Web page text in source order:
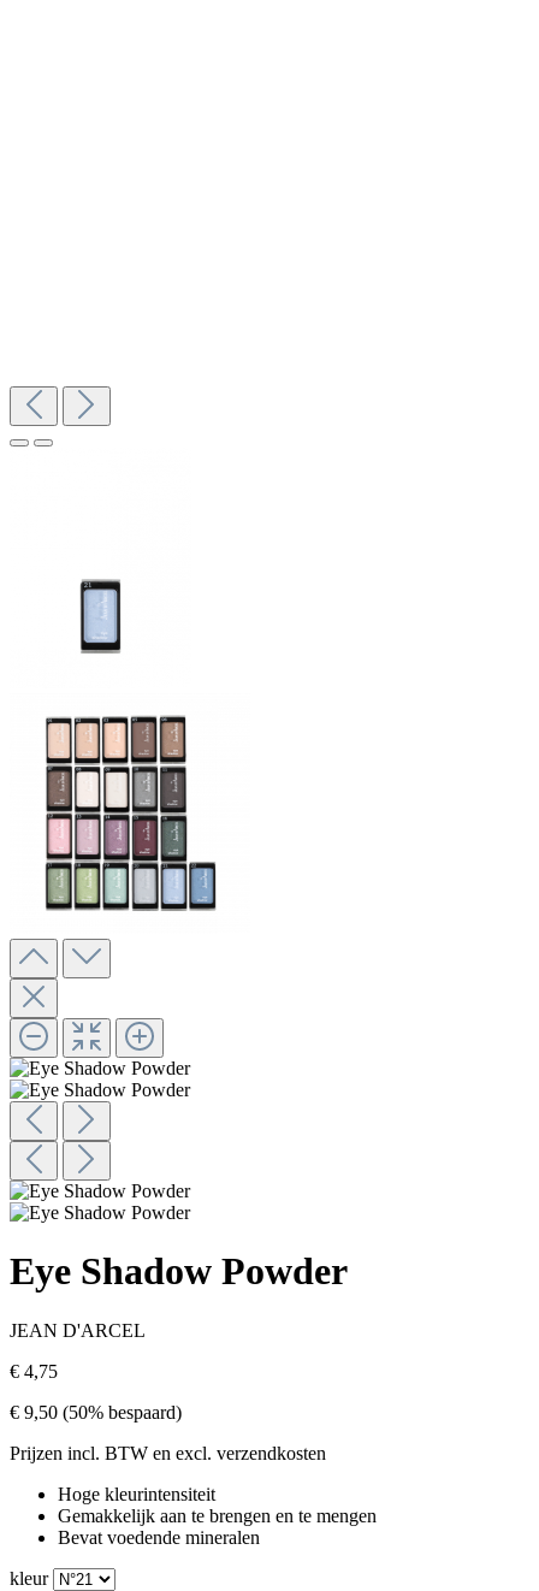
Eye Shadow Powder
JEAN D'ARCEL
€ 4,75
€ 9,50 (50% bespaard)
Prijzen incl. BTW en excl. verzendkosten
Hoge kleurintensiteit
Gemakkelijk aan te brengen en te mengen
Bevat voedende mineralen
kleur